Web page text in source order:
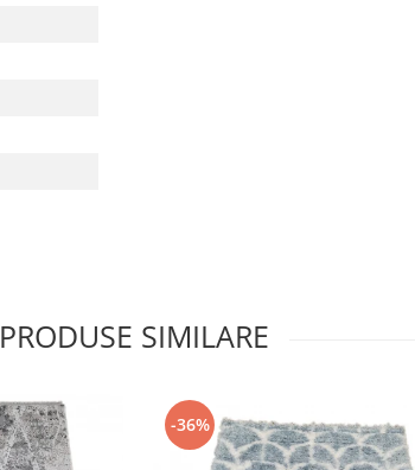
PRODUSE SIMILARE
-36%